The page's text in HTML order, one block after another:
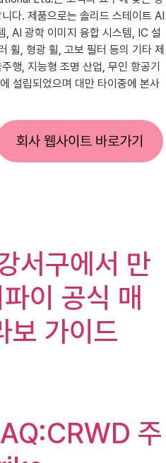
다. 제품으로는 솔리드 스테이트 AI
AI 광학 이미지 융합 시스템, IC 설
휠, 형광 휠, 고보 필터 등의 기타 제
행, 지능형 조명 산업, 무인 항공기
설립되었으며 대만 타이중에 본사
회사 웹사이트 바로가기
서구에서 만
이 공식 매
보 가이드
주